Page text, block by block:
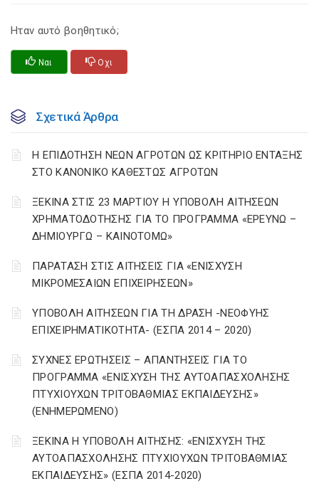
Ηταν αυτό βοηθητικό;
Ναι Οχι
Σχετικά Άρθρα
Η ΕΠΙΔΟΤΗΣΗ ΝΕΩΝ ΑΓΡΟΤΩΝ ΩΣ ΚΡΙΤΗΡΙΟ ΕΝΤΑΞΗΣ
ΣΤΟ ΚΑΝΟΝΙΚΟ ΚΑΘΕΣΤΩΣ ΑΓΡΟΤΩΝ
ΞΕΚΙΝΑ ΣΤΙΣ 23 ΜΑΡΤΙΟΥ Η ΥΠΟΒΟΛΗ ΑΙΤΗΣΕΩΝ
ΧΡΗΜΑΤΟΔΟΤΗΣΗΣ ΓΙΑ ΤΟ ΠΡΟΓΡΑΜΜΑ «ΕΡΕΥΝΩ –
ΔΗΜΙΟΥΡΓΩ – ΚΑΙΝΟΤΟΜΩ»
ΠΑΡΑΤΑΣΗ ΣΤΙΣ ΑΙΤΗΣΕΙΣ ΓΙΑ «ΕΝΙΣΧΥΣΗ
ΜΙΚΡΟΜΕΣΑΙΩΝ ΕΠΙΧΕΙΡΗΣΕΩΝ»
ΥΠΟΒΟΛΗ ΑΙΤΗΣΕΩΝ ΓΙΑ ΤΗ ΔΡΑΣΗ -ΝΕΟΦΥΗΣ
ΕΠΙΧΕΙΡΗΜΑΤΙΚΟΤΗΤΑ- (ΕΣΠΑ 2014 – 2020)
ΣΥΧΝΕΣ ΕΡΩΤΗΣΕΙΣ – ΑΠΑΝΤΗΣΕΙΣ ΓΙΑ ΤΟ
ΠΡΟΓΡΑΜΜΑ «ΕΝΙΣΧΥΣΗ ΤΗΣ ΑΥΤΟΑΠΑΣΧΟΛΗΣΗΣ
ΠΤΥΧΙΟΥΧΩΝ ΤΡΙΤΟΒΑΘΜΙΑΣ ΕΚΠΑΙΔΕΥΣΗΣ»
(ΕΝΗΜΕΡΩΜΕΝΟ)
ΞΕΚΙΝΑ Η ΥΠΟΒΟΛΗ ΑΙΤΗΣΗΣ: «ΕΝΙΣΧΥΣΗ ΤΗΣ
ΑΥΤΟΑΠΑΣΧΟΛΗΣΗΣ ΠΤΥΧΙΟΥΧΩΝ ΤΡΙΤΟΒΑΘΜΙΑΣ
ΕΚΠΑΙΔΕΥΣΗΣ» (ΕΣΠΑ 2014-2020)